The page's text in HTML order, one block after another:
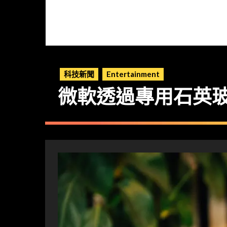
科技新聞 Entertainment
微軟透過專用石英